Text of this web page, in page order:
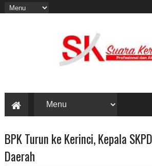
BPK Turun ke Kerinci, Kepala
Daerah